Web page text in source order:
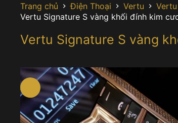
Trang chủ Điện Thoại Vertu
Vertu Signature S vàng khối đính kim
Vertu Signature S vàng